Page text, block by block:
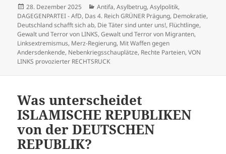
Veröffentlicht
am
28. Dezember 2025 Kategorien
Antifa,Asylbetrug,Asylpolitik,
DAGEGENPARTEI - AfD, Das 4. Reich GRÜNER Prägung, Demokratie,
Deutschland schafft sich ab, Die Täter sind unter uns!, Flüchtlinge,
Gewalt und Terror von LINKS,Gewalt und Terror von Migranten,
Linksextremismus, Merz-Regierung, Mit Waffen gegen
Andersdenkende, Nebenkriegsschauplätze, Rechte Parteien,VON
LINKS provozierter RECHTSRUCK
Was unterscheidet
ISLAMISCHE REPUBLIKEN
von der DEUTSCHEN
REPUBLIK?